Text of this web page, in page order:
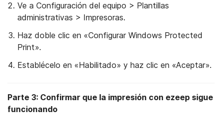
Ve a Configuración del equipo > Plantillas
administrativas > Impresoras.
Haz doble clic en «Configurar Windows Protected
Print».
Establécelo en «Habilitado» y haz clic en «Aceptar».
Parte 3: Confirmar que la impresión con ezeep sigue
funcionando